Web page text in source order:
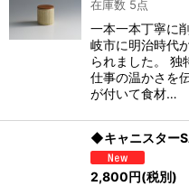
在庫数 5点
一本一本丁寧に
岐市に明治時代
られました。 独
仕事の温かさを
が付いて食材…
◆キャニスタ
2,800円(税別)